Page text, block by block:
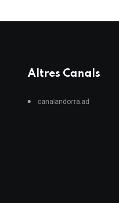
Altres Canals
canalandorra.ad